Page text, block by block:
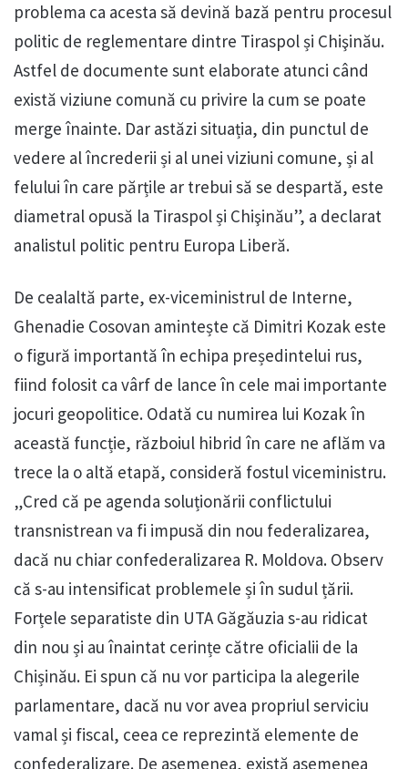
problema ca acesta să devină bază pentru procesul
politic de reglementare dintre Tiraspol și Chişinău.
Astfel de documente sunt elaborate atunci când
există viziune comună cu privire la cum se poate
merge înainte. Dar astăzi situația, din punctul de
vedere al încrederii și al unei viziuni comune, și al
felului în care părțile ar trebui să se despartă, este
diametral opusă la Tiraspol și Chişinău”, a declarat
analistul politic pentru Europa Liberă.
De cealaltă parte, ex-viceministrul de Interne,
Ghenadie Cosovan amintește că Dimitri Kozak este
o figură importantă în echipa președintelui rus,
fiind folosit ca vârf de lance în cele mai importante
jocuri geopolitice. Odată cu numirea lui Kozak în
această funcție, războiul hibrid în care ne aflăm va
trece la o altă etapă, consideră fostul viceministru.
„Cred că pe agenda soluționării conflictului
transnistrean va fi impusă din nou federalizarea,
dacă nu chiar confederalizarea R. Moldova. Observ
că s-au intensificat problemele și în sudul țării.
Forțele separatiste din UTA Găgăuzia s-au ridicat
din nou și au înaintat cerințe către oficialii de la
Chișinău. Ei spun că nu vor participa la alegerile
parlamentare, dacă nu vor avea propriul serviciu
vamal și fiscal, ceea ce reprezintă elemente de
confederalizare. De asemenea, există asemenea